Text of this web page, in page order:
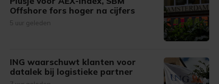
Offshore fors hoger na cijfers
5 uur geleden
ING waarschuwt klanten voor
datalek bij logistieke partner